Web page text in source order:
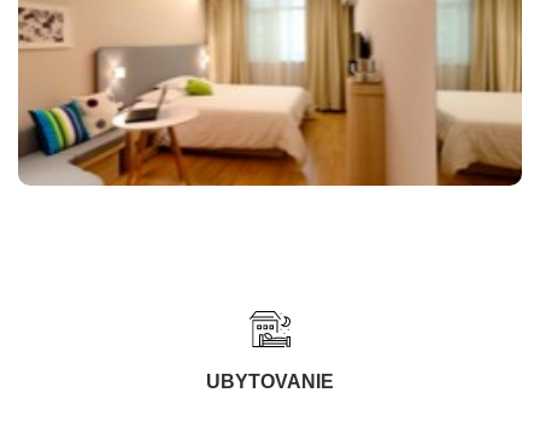
UBYTOVANIE